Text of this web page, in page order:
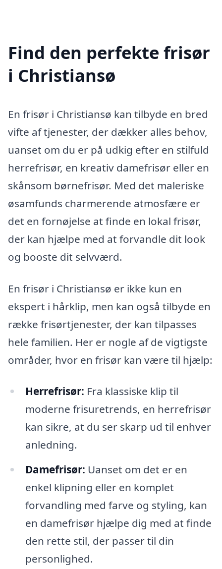
Find den perfekte frisør
i Christiansø
En frisør i Christiansø kan tilbyde en bred
vifte af tjenester, der dækker alles behov,
uanset om du er på udkig efter en stilfuld
herrefrisør, en kreativ damefrisør eller en
skånsom børnefrisør. Med det maleriske
øsamfunds charmerende atmosfære er
det en fornøjelse at finde en lokal frisør,
der kan hjælpe med at forvandle dit look
og booste dit selvværd.
En frisør i Christiansø er ikke kun en
ekspert i hårklip, men kan også tilbyde en
række frisørtjenester, der kan tilpasses
hele familien. Her er nogle af de vigtigste
områder, hvor en frisør kan være til hjælp:
Herrefrisør: Fra klassiske klip til
moderne frisuretrends, en herrefrisør
kan sikre, at du ser skarp ud til enhver
anledning.
Damefrisør: Uanset om det er en
enkel klipning eller en komplet
forvandling med farve og styling, kan
en damefrisør hjælpe dig med at finde
den rette stil, der passer til din
personlighed.